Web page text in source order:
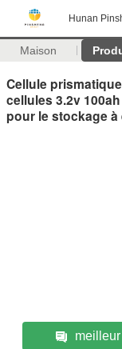
Hunan
Maison
Cellule
cellules 3.2v
pour le stockage